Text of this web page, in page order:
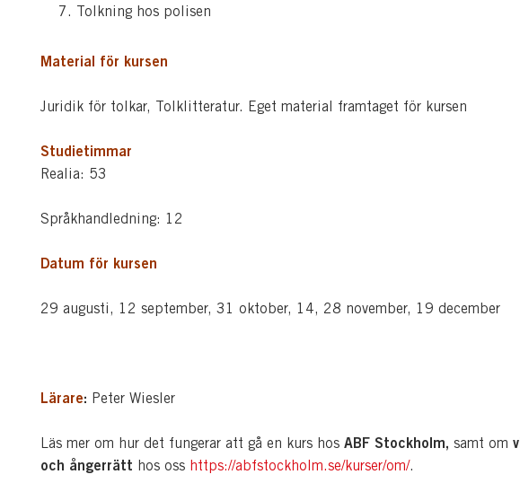
Tolkning hos polisen
Material för kursen
Juridik för tolkar, Tolklitteratur. Eget material framtaget för kursen
Studietimmar
Realia: 53
Språkhandledning: 12
Datum för kursen
29 augusti, 12 september, 31 oktober, 14, 28 november, 19 december
Lärare: Peter Wiesler
Läs mer om hur det fungerar att gå en kurs hos ABF Stockholm, samt om
och ångerrätt hos oss https://abfstockholm.se/kurser/om/.